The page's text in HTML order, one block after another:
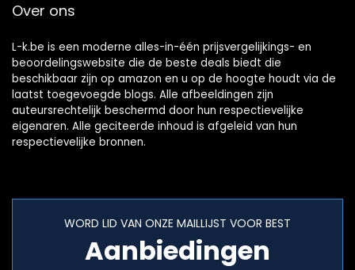
Over ons
L-k.be is een moderne alles-in-één prijsvergelijkings- en
beoordelingswebsite die de beste deals biedt die
beschikbaar zijn op amazon en u op de hoogte houdt via de
laatst toegevoegde blogs. Alle afbeeldingen zijn
auteursrechtelijk beschermd door hun respectievelijke
eigenaren. Alle geciteerde inhoud is afgeleid van hun
respectievelijke bronnen.
WORD LID VAN ONZE MAILLIJST VOOR BEST
Aanbiedingen